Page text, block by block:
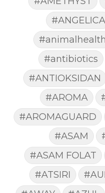
#ANGELICA
#animalhealth
#antibiotics
#ANTIOKSIDAN
#AROMA
#AROMAGUARD
#ASAM
#ASAM FOLAT
#ATSIRI